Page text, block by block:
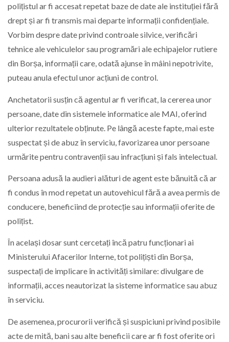
polițistul ar fi accesat repetat baze de date ale instituției fără
drept și ar fi transmis mai departe informații confidențiale.
Vorbim despre date privind controale silvice, verificări
tehnice ale vehiculelor sau programări ale echipajelor rutiere
din Borșa, informații care, odată ajunse în mâini nepotrivite,
puteau anula efectul unor acțiuni de control.
Anchetatorii susțin că agentul ar fi verificat, la cererea unor
persoane, date din sistemele informatice ale MAI, oferind
ulterior rezultatele obținute. Pe lângă aceste fapte, mai este
suspectat și de abuz în serviciu, favorizarea unor persoane
urmărite pentru contravenții sau infracțiuni și fals intelectual.
Persoana adusă la audieri alături de agent este bănuită că ar
fi condus în mod repetat un autovehicul fără a avea permis de
conducere, beneficiind de protecție sau informații oferite de
polițist.
În același dosar sunt cercetați încă patru funcționari ai
Ministerului Afacerilor Interne, tot polițiști din Borșa,
suspectați de implicare în activități similare: divulgare de
informații, acces neautorizat la sisteme informatice sau abuz
în serviciu.
De asemenea, procurorii verifică și suspiciuni privind posibile
acte de mită, bani sau alte beneficii care ar fi fost oferite ori